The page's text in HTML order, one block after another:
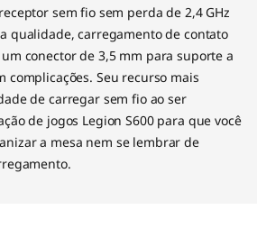
sem fio sem perda de 2,4 GHz
qualidade, carregamento de contato
conector de 3,5 mm para suporte a
complicações. Seu recurso mais
de carregar sem fio ao ser
de jogos Legion S600 para que você
a mesa nem se lembrar de